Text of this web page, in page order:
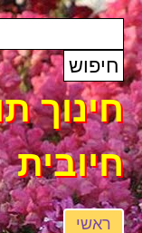
חינוך
חיובית
ראשי